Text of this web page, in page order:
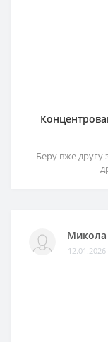
Беру вже другу
Микола
12.01.2026